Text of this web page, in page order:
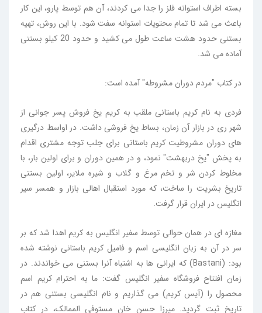
بسته اطراف استوانه فلز را جدا می کردند، آن هم توسط پارو، این کار
باعث می شد تا تمام محتویات استوانه سفت شود. با این روش، تهیه
بستنی حدود هشت ساعت طول می کشید و حدود 20 کیلو بستنی
آماده می شد.
در کتاب "مردم دوران مشروطه" آمده است:
فردی به نام کریم باستانی ملقب به کریم یخ فروش پسر جوانی از
شهر ری در بازار آن زمان، بساط یخ فروشی داشت. در اواسط درگیری
های دوران مشروطیت کریم باستانی برای جلب توجه مشتری اقدام
به پخش "یخ دربهشت" نمود، و در همین دوران و برای اولین بار، با
مخلوط کردن شر و تخم مرغ و گلاب و شیره ملایر، اولین بستنی
تاریخ بشریت را ساخت، که مورد استقبال اهالی بازار و همسر سیر
انگلیس در ایران قرار گرفت.
مغازه ای در همان حوالی توسط سفیر انگلیس به کریم اهدا شد که بر
سر در آن به زبان انگلیسی اسم و فامیل کریم باستانی نوشته شده
بود: (Bastani) که ایرانی ها به اشتباه آنرا بستنی می خواندند. در
زمان افتتاح فروشگاه سفیر انگلیس گفت: ما به احترام کریم اسم
محصول را (آیس کریم) می گذاریم و نام انگلیسی بستنی هم در
تاریخ ثبت گردید. میرزا حسن خان مستوفی الممالک، در کتاب